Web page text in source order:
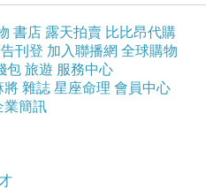
。
🐻
就被老媽嗑光。
書店 露天拍賣 比比昂代購
刊登 加入聯播網 全球購物
包 旅遊 服務中心
將 雜誌 星座命理 會員中心
業簡訊